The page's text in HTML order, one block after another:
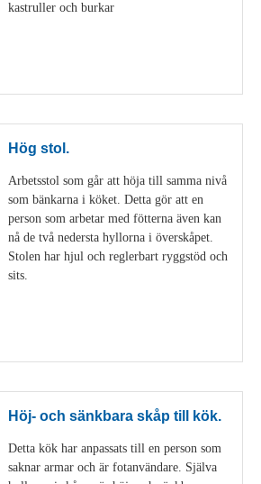
kastruller och burkar
Hög stol.
Arbetsstol som går att höja till samma nivå
som bänkarna i köket. Detta gör att en
person som arbetar med fötterna även kan
nå de två nedersta hyllorna i överskåpet.
Stolen har hjul och reglerbart ryggstöd och
sits.
Höj- och sänkbara skåp till kök.
Detta kök har anpassats till en person som
saknar armar och är fotanvändare. Själva